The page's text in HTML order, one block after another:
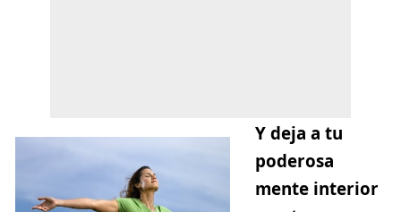
Y deja a tu
poderosa
mente interior